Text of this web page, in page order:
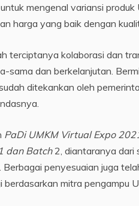
mengenal variansi
harga yang baik dengan
terciptanya kolaborasi dan
sama dan berkelanjutan.
ditekankan oleh
PaDi UMKM Virtual Expo
dan Batch2, diantaranya dari
penyesuaian juga
mitra pengampu